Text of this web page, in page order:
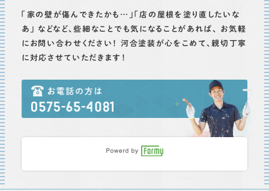
「家の壁が傷んできたかも…」「店の屋根を塗り直したいな
あ」
などなど、些細なことでも気になることがあれば、
お気軽
にお問い合わせください！
河合塗装が心をこめて、親切丁寧
に対応させていただきます！